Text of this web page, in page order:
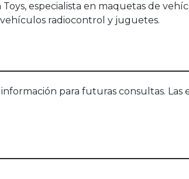
especialista en maquetas de
radiocontrol y juguetes.
para futuras consultas.